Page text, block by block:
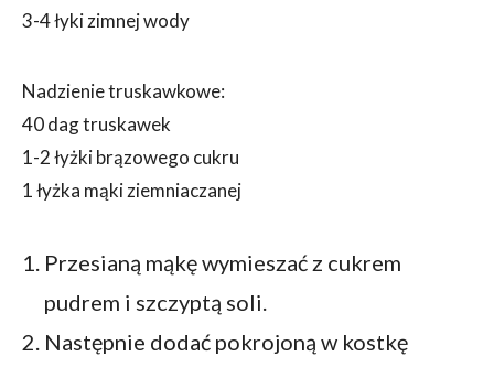
3-4 łyki zimnej wody
Nadzienie truskawkowe:
40 dag truskawek
1-2 łyżki brązowego cukru
1 łyżka mąki ziemniaczanej
Przesianą mąkę wymieszać z cukrem
pudrem i szczyptą soli.
Następnie dodać pokrojoną w kostkę